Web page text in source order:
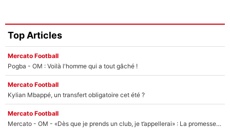
Top Articles
Mercato Football
Pogba - OM : Voilà l'homme qui a tout gâché !
Mercato Football
Kylian Mbappé, un transfert obligatoire cet été ?
Mercato Football
Mercato - OM - «Dès que je prends un club, je t’appellerai» : La promesse de Marcelino au moment de claquer la porte